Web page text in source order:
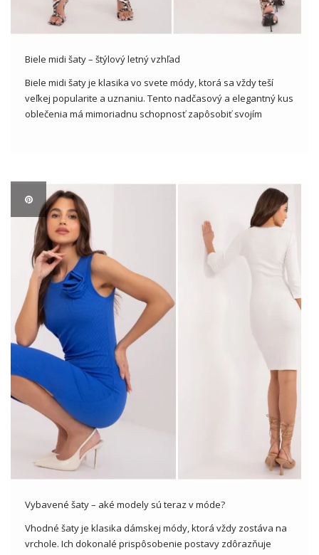
Biele midi šaty – štýlový letný vzhľad
Biele midi šaty je klasika vo svete módy, ktorá sa vždy teší
veľkej popularite a uznaniu. Tento nadčasový a elegantný kus
oblečenia má mimoriadnu schopnosť zapôsobiť svojím
Vybavené šaty – aké modely sú teraz v móde?
Vhodné šaty je klasika dámskej módy, ktorá vždy zostáva na
vrchole. Ich dokonalé prispôsobenie postavy zdôrazňuje